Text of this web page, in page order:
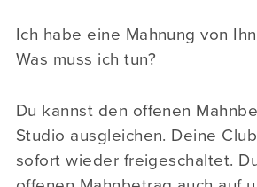
Ich habe eine Mahnung von
Was muss ich tun?
Du kannst den offenen
Studio ausgleichen. Deine
sofort wieder freigeschaltet.